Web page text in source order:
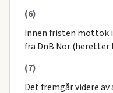
(6)
Innen fristen mottok
fra DnB Nor (heretter
(7)
Det fremgår videre